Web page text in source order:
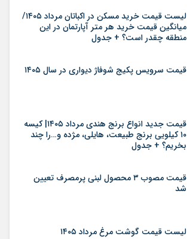
لیست قیمت خرید مسکن در اکباتان مرداد ۱۴۰۵/
میانگین قیمت خرید هر متر آپارتمان در این
منطقه چقدر است؟ + جدول
قیمت سرویس پکیج شوفاژ دیواری در سال ۱۴۰۵
قیمت جدید انواع برنج هندی مرداد ۱۴۰۵| کیسه
۱۰ کیلویی برنج طبیعت، هایلی، مژده و…را چند
بخریم؟ + جدول
قیمت مصوب ۳ محصول لبنی پرمصرف تعیین
شد
لیست قیمت گوشت مرغ مرداد ۱۴۰۵